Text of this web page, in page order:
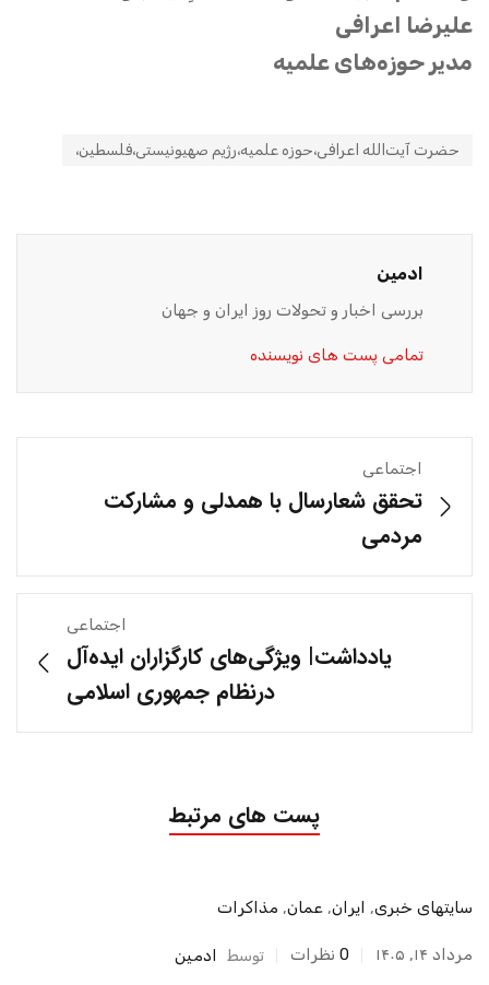
علیرضا اعرافی
مدیر حوزه‌های علمیه
حضرت آیت‌الله اعرافی،حوزه علمیه،رژیم صهیونیستی،فلسطین،
ادمین
بررسی اخبار و تحولات روز ایران و جهان
تمامی پست های نویسنده
اجتماعی
تحقق شعارسال با همدلی و مشارکت
مردمی
اجتماعی
یادداشت| ویژگی‌های کارگزاران ایده‌آل
درنظام جمهوری اسلامی
پست های مرتبط
سایتهای خبری, ایران, عمان, مذاکرات
مرداد ۱۴, ۱۴۰۵ 0 نظرات توسط ادمین